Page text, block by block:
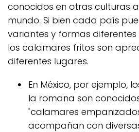
conocidos en otras culturas
mundo. Si bien cada país
variantes y formas
los calamares fritos son
diferentes lugares.
En México, por ejemplo,
la romana son
"calamares
acompañan con